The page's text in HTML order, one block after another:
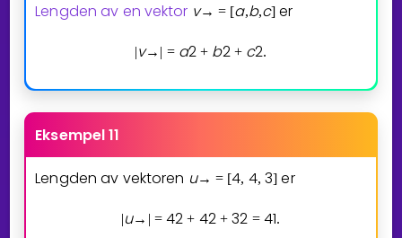
Lengden av en vektor v→ = [a,b,c] er
|v→ | = a2 + b2 + c2.
Eksempel 11
Lengden av vektoren u→ = [4, 4, 3] er
|u→ | = 42 + 42 + 32 = 41.